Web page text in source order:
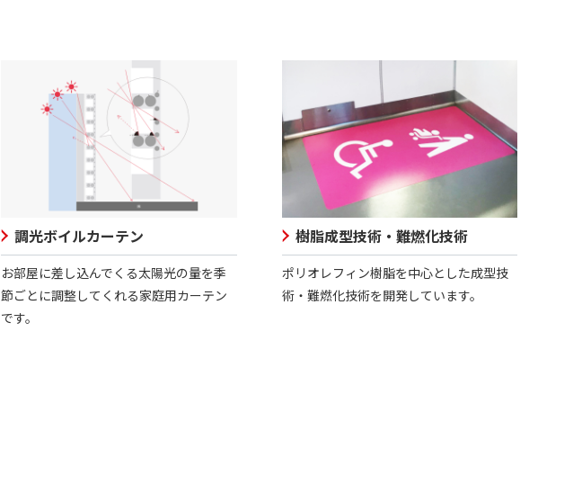
調光ボイルカーテン
お部屋に差し込んでくる太陽光の量を季
節ごとに調整してくれる家庭用カーテン
です。
樹脂成型技術・難燃化技術
ポリオレフィン樹脂を中心とした成型技
術・難燃化技術を開発しています。